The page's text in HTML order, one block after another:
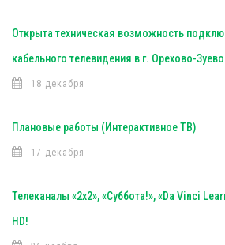
Открыта техническая возможность
кабельного телевидения в г. Орехово-Зуево
18 декабря
Плановые работы (Интерактивное ТВ)
17 декабря
Телеканалы «2х2», «Суббота!», «Da Vinci
HD!